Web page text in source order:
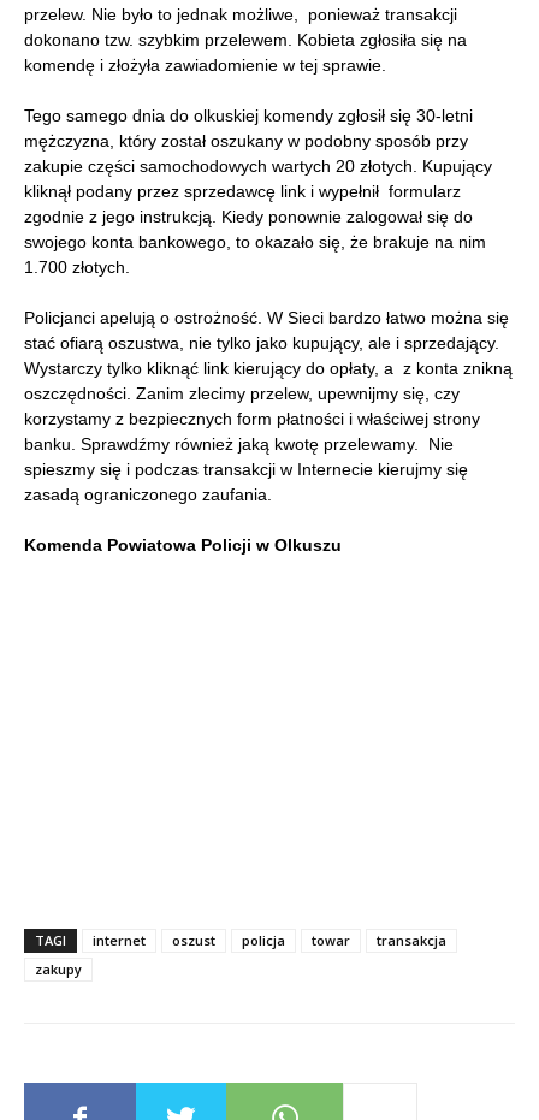
przelew. Nie było to jednak możliwe, ponieważ transakcji
dokonano tzw. szybkim przelewem. Kobieta zgłosiła się na
komendę i złożyła zawiadomienie w tej sprawie.
Tego samego dnia do olkuskiej komendy zgłosił się 30-letni
mężczyzna, który został oszukany w podobny sposób przy
zakupie części samochodowych wartych 20 złotych. Kupujący
kliknął podany przez sprzedawcę link i wypełnił formularz
zgodnie z jego instrukcją. Kiedy ponownie zalogował się do
swojego konta bankowego, to okazało się, że brakuje na nim
1.700 złotych.
Policjanci apelują o ostrożność. W Sieci bardzo łatwo można się
stać ofiarą oszustwa, nie tylko jako kupujący, ale i sprzedający.
Wystarczy tylko kliknąć link kierujący do opłaty, a z konta znikną
oszczędności. Zanim zlecimy przelew, upewnijmy się, czy
korzystamy z bezpiecznych form płatności i właściwej strony
banku. Sprawdźmy również jaką kwotę przelewamy. Nie
spieszmy się i podczas transakcji w Internecie kierujmy się
zasadą ograniczonego zaufania.
Komenda Powiatowa Policji w Olkuszu
TAGI internet oszust policja towar
transakcja
zakupy